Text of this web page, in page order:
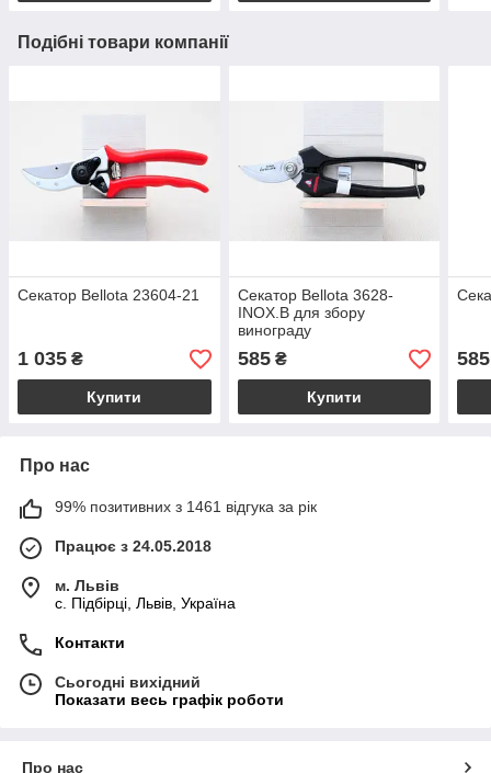
Подібні товари компанії
Секатор Bellota 23604-21
1 035 ₴
Купити
Секатор Bellota 3628-
INOX.B для збору
винограду
585₴
Купити
585
Про нас
99% позитивних з 1461 відгука за рік
Працює з 24.05.2018
м. Львів
c. Підбірці, Львів, Україна
Контакти
Сьогодні вихідний
Показати весь графік роботи
Про нас